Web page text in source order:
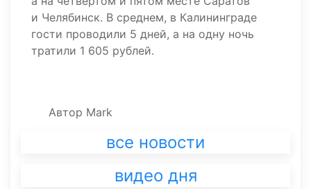
и Челябинск. В среднем, в Калининграде
гости проводили 5 дней, а на одну ночь
тратили 1 605 рублей.
Автор Mark
все новости
видео дня